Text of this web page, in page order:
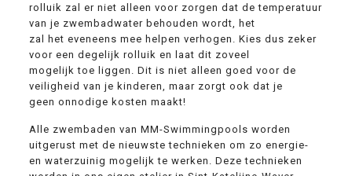
rolluik zal er niet alleen voor zorgen dat de temperatuur
van je zwembadwater behouden wordt, het
zal het eveneens mee helpen verhogen. Kies dus zeker
voor een degelijk rolluik en laat dit zoveel
mogelijk toe liggen. Dit is niet alleen goed voor de
veiligheid van je kinderen, maar zorgt ook dat je
geen onnodige kosten maakt!
Alle zwembaden van MM-Swimmingpools worden
uitgerust met de nieuwste technieken om zo energie-
en waterzuinig mogelijk te werken. Deze technieken